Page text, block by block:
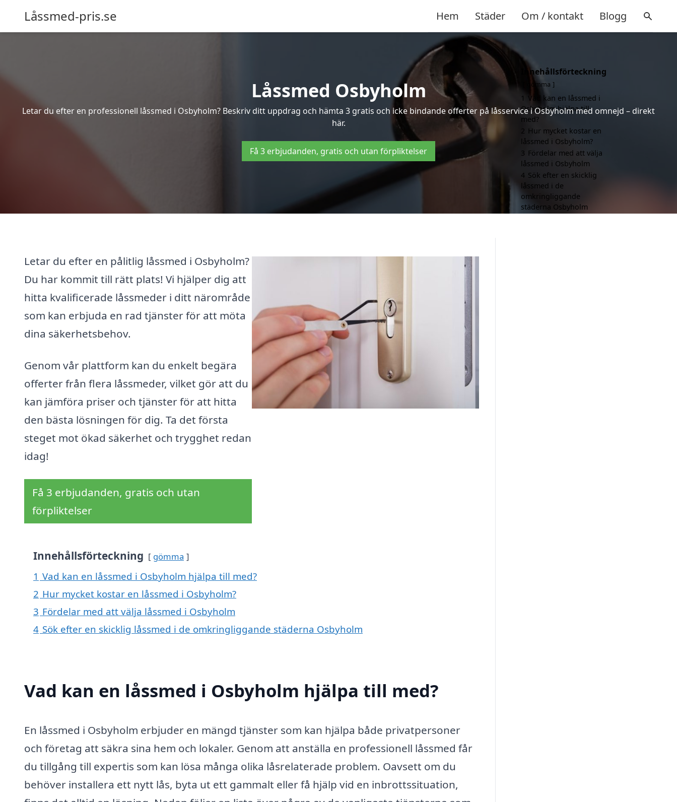
Låssmed-pris.se Hem Städer Om / kontakt Blogg
Låssmed Osbyholm
Letar du efter en professionell låssmed i Osbyholm? Beskriv ditt uppdrag och hämta 3 gratis och icke bindande offerter på låsservice i Osbyholm med omnejd – direkt
här.
Få 3 erbjudanden, gratis och utan förpliktelser
Letar du efter en pålitlig låssmed i Osbyholm?
Du har kommit till rätt plats! Vi hjälper dig att
hitta kvalificerade låssmeder i ditt närområde
som kan erbjuda en rad tjänster för att möta
dina säkerhetsbehov.
Genom vår plattform kan du enkelt begära
offerter från flera låssmeder, vilket gör att du
kan jämföra priser och tjänster för att hitta
den bästa lösningen för dig. Ta det första
steget mot ökad säkerhet och trygghet redan
idag!
Få 3 erbjudanden, gratis och utan
förpliktelser
Innehållsförteckning gömma
1 Vad kan en låssmed i Osbyholm hjälpa till med?
2 Hur mycket kostar en låssmed i Osbyholm?
3 Fördelar med att välja låssmed i Osbyholm
4 Sök efter en skicklig låssmed i de omkringliggande städerna Osbyholm
Vad kan en låssmed i Osbyholm hjälpa till med?
En låssmed i Osbyholm erbjuder en mängd tjänster som kan hjälpa både privatpersoner
och företag att säkra sina hem och lokaler. Genom att anställa en professionell låssmed får
du tillgång till expertis som kan lösa många olika låsrelaterade problem. Oavsett om du
behöver installera ett nytt lås, byta ut ett gammalt eller få hjälp vid en inbrottssituation,
Innehållsförteckning
gömma
1 Vad kan en låssmed i
Osbyholm hjälpa till
med?
2 Hur mycket kostar en
låssmed i Osbyholm?
3 Fördelar med att välja
låssmed i Osbyholm
4 Sök efter en skicklig
låssmed i de
omkringliggande
städerna Osbyholm